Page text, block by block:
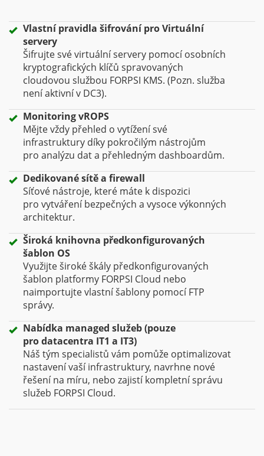
Vlastní pravidla šifrování pro Virtuální
servery
Šifrujte své virtuální servery pomocí osobních
kryptografických klíčů spravovaných
cloudovou službou FORPSI KMS. (Pozn. služba
není aktivní v DC3).
Monitoring vROPS
Mějte vždy přehled o vytížení své
infrastruktury díky pokročilým nástrojům
pro analýzu dat a přehledným dashboardům.
Dedikované sítě a firewall
Síťové nástroje, které máte k dispozici
pro vytváření bezpečných a vysoce výkonných
architektur.
Široká knihovna předkonfigurovaných
šablon OS
Využijte široké škály předkonfigurovaných
šablon platformy FORPSI Cloud nebo
naimportujte vlastní šablony pomocí FTP
správy.
Nabídka managed služeb (pouze
pro datacentra IT1 a IT3)
Náš tým specialistů vám pomůže optimalizovat
nastavení vaší infrastruktury, navrhne nové
řešení na míru, nebo zajistí kompletní správu
služeb FORPSI Cloud.